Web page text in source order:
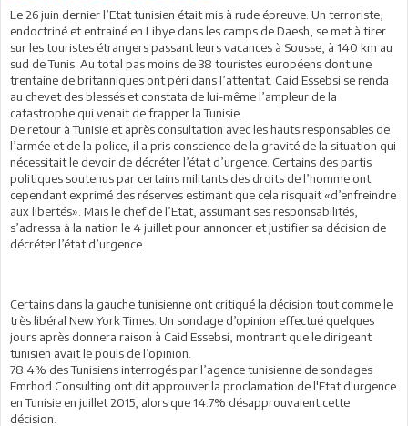
Le 26 juin dernier l’Etat tunisien était mis à rude épreuve. Un terroriste,
endoctriné et entrainé en Libye dans les camps de Daesh, se met à tirer
sur les touristes étrangers passant leurs vacances à Sousse, à 140 km au
sud de Tunis. Au total pas moins de 38 touristes européens dont une
trentaine de britanniques ont péri dans l’attentat. Caid Essebsi se renda
au chevet des blessés et constata de lui-même l’ampleur de la
catastrophe qui venait de frapper la Tunisie.
De retour à Tunisie et après consultation avec les hauts responsables de
l’armée et de la police, il a pris conscience de la gravité de la situation qui
nécessitait le devoir de décréter l’état d’urgence. Certains des partis
politiques soutenus par certains militants des droits de l’homme ont
cependant exprimé des réserves estimant que cela risquait «d’enfreindre
aux libertés». Mais le chef de l’Etat, assumant ses responsabilités,
s’adressa à la nation le 4 juillet pour annoncer et justifier sa décision de
décréter l’état d’urgence.
Certains dans la gauche tunisienne ont critiqué la décision tout comme le
très libéral New York Times. Un sondage d’opinion effectué quelques
jours après donnera raison à Caid Essebsi, montrant que le dirigeant
tunisien avait le pouls de l’opinion.
78.4% des Tunisiens interrogés par l’agence tunisienne de sondages
Emrhod Consulting ont dit approuver la proclamation de l'Etat d'urgence
en Tunisie en juillet 2015, alors que 14.7% désapprouvaient cette
décision.